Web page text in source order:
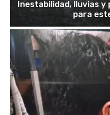
Inestabilidad, lluvias y
para